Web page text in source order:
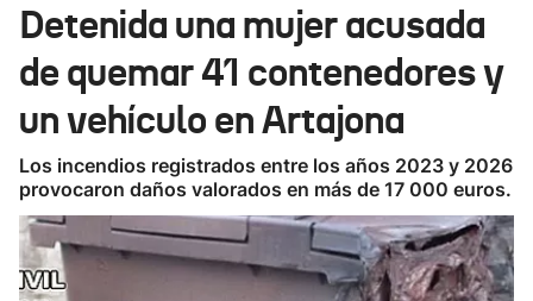
Ikusmiran
Eguraldia
Detenida una mujer acusada
de quemar 41 contenedores y
un vehículo en Artajona
Los incendios registrados entre los años 2023 y 2026
provocaron daños valorados en más de 17 000 euros.